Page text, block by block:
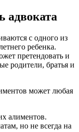
адвоката
с одного из
ребенка.
претендовать и
родители, братья и
может любая
алиментов.
но не всегда на